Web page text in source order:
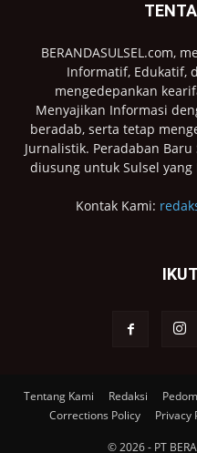
BERANDASULSEL.com,
Informatif, Edukatif,
mengedepankan
Menyajikan Informasi
beradab, serta tetap
Jurnalistik. Peradaban
diusung untuk Sulsel
Kontak Kami:
Tentang Kami Redaksi
Corrections Policy
Privacy
© 2026 - PT